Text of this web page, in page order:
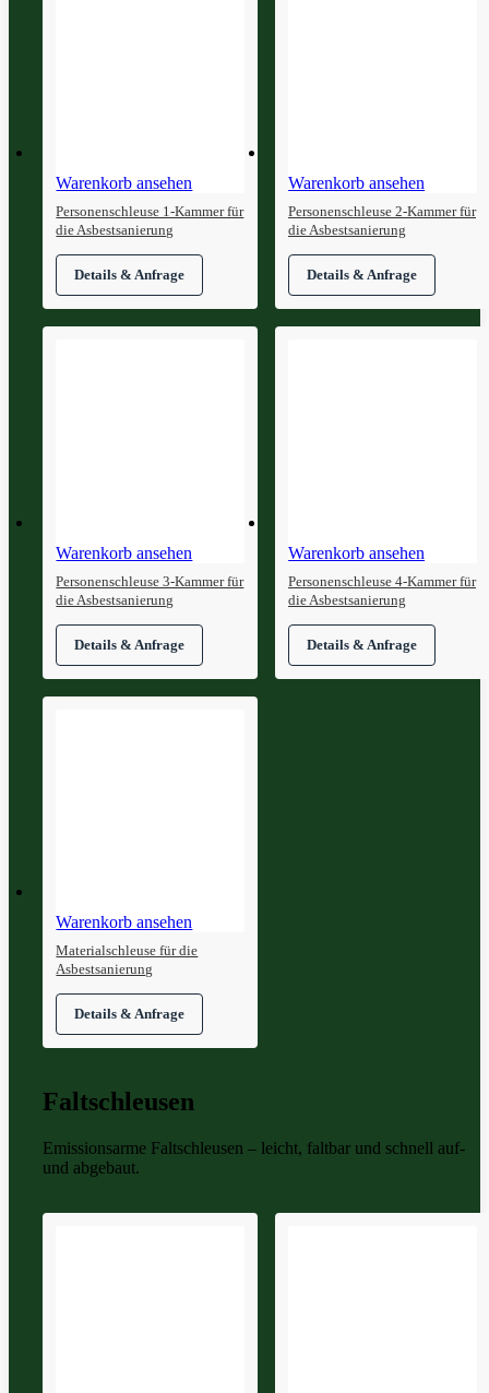
Warenkorb ansehen
Personenschleuse 1-Kammer für
die Asbestsanierung
Warenkorb ansehen
Personenschleuse 2-Kammer für
die Asbestsanierung
Warenkorb ansehen
Personenschleuse 3-Kammer für
die Asbestsanierung
Warenkorb ansehen
Personenschleuse 4-Kammer für
die Asbestsanierung
Warenkorb ansehen
Materialschleuse für die
Asbestsanierung
Faltschleusen
Emissionsarme Faltschleusen – leicht, faltbar und schnell auf-
und abgebaut.